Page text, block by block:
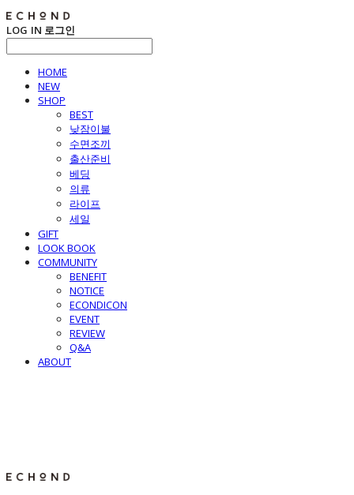
LOG IN 로그인
HOME
NEW
SHOP
BEST
낮잠이불
수면조끼
출산준비
베딩
의류
라이프
세일
GIFT
LOOK BOOK
COMMUNITY
BENEFIT
NOTICE
ECONDICON
EVENT
REVIEW
Q&A
ABOUT